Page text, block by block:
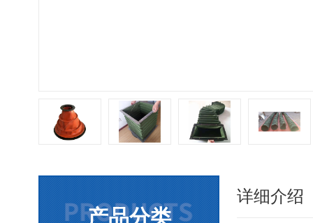
产品分类
详细介绍